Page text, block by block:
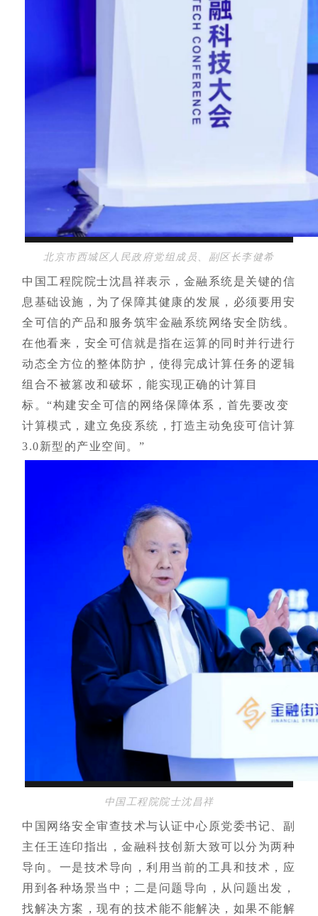
北京市西城区人民政府党组成员、副区长李健希
中国工程院院士沈昌祥表示，金融系统是关键的信
息基础设施，为了保障其健康的发展，必须要用安
全可信的产品和服务筑牢金融系统网络安全防线。
在他看来，安全可信就是指在运算的同时并行进行
动态全方位的整体防护，使得完成计算任务的逻辑
组合不被篡改和破坏，能实现正确的计算目
标。“构建安全可信的网络保障体系，首先要改变
计算模式，建立免疫系统，打造主动免疫可信计算
3.0新型的产业空间。”
中国工程院院士沈昌祥
中国网络安全审查技术与认证中心原党委书记、副
主任王连印指出，金融科技创新大致可以分为两种
导向。一是技术导向，利用当前的工具和技术，应
用到各种场景当中；二是问题导向，从问题出发，
找解决方案，现有的技术能不能解决，如果不能解